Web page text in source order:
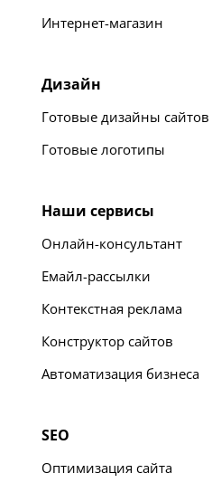
Интернет-магазин
Дизайн
Готовые дизайны сайтов
Готовые логотипы
Наши сервисы
Онлайн-консультант
Емайл-рассылки
Контекстная реклама
Конструктор сайтов
Автоматизация бизнеса
SEO
Оптимизация сайта